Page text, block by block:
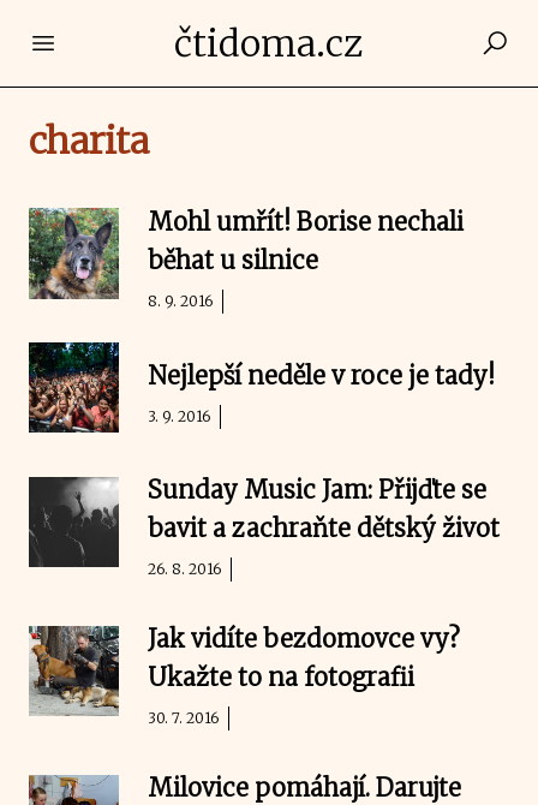
Open main menučtidoma.cz
charita
Mohl umřít! Borise nechali
běhat u silnice
8. 9. 2016
Nejlepší neděle v roce je tady!
3. 9. 2016
Sunday Music Jam: Přijďte se
bavit a zachraňte dětský život
26. 8. 2016
Jak vidíte bezdomovce vy?
Ukažte to na fotografii
30. 7. 2016
Milovice pomáhají. Darujte